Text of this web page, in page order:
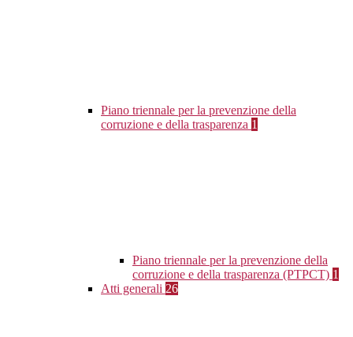
Piano triennale per la prevenzione della
corruzione e della trasparenza 1
Piano triennale per la prevenzione della
corruzione e della trasparenza (PTPCT) 1
Atti generali 26